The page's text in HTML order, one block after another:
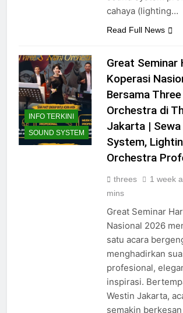
sound system
cahaya (lighting…
INFO TERKINI
SOUND SYSTEM
Great Seminar
Koperasi
Bersama Three
Orchestra di
Jakarta | Sewa
System,
threes
Great Seminar
Nasional 2026
satu acara
menghadirkan
profesional,
inspirasi.
Westin Jakarta,